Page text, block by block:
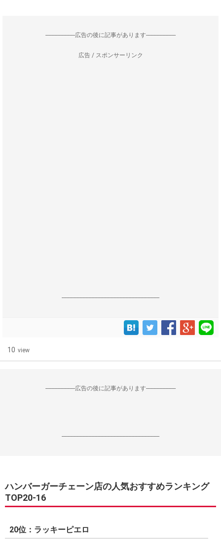
--------------------広告の後に記事があります--------------------
広告 / スポンサーリンク
------------------------------------------------------------------
10 view
--------------------広告の後に記事があります--------------------
------------------------------------------------------------------
ハンバーガーチェーン店の人気おすすめランキング
TOP20-16
20位：ラッキーピエロ